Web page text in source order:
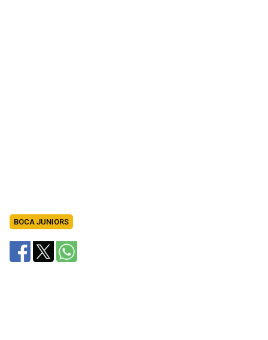
BOCA JUNIORS